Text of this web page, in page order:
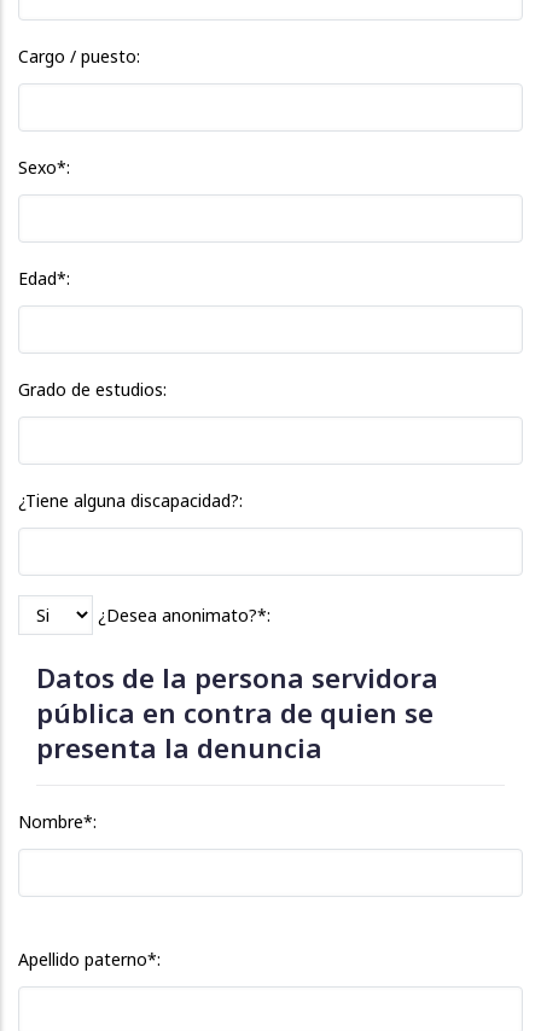
Cargo / puesto:
Sexo*:
Edad*:
Grado de estudios:
¿Tiene alguna discapacidad?:
¿Desea anonimato?*:
Datos de la persona servidora
pública en contra de quien se
presenta la denuncia
Nombre*:
Apellido paterno*: